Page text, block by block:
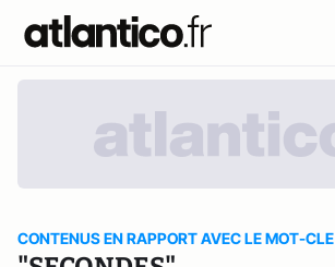
CONTENUS EN RAPPORT AVEC LE MOT-CLE